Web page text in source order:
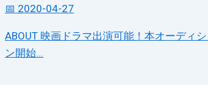
📅 2020-04-27
ABOUT 映画ドラマ出演可能！本オーディ
ン開始...